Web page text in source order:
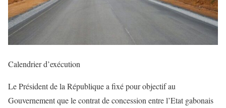
Calendrier d’exécution
Le Président de la République a fixé pour objectif au
Gouvernement que le contrat de concession entre l’Etat gabonais